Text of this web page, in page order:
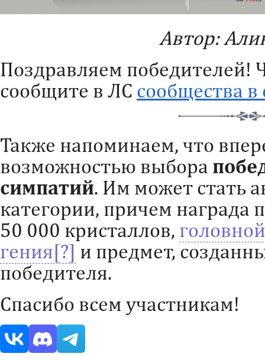
Автор:
Поздравляем победителей!
сообщите в ЛС сообщества в
Также напоминаем, что
возможностью выбора
симпатий. Им может стать
категории, причем награда
50 000 кристаллов,
гения
и предмет,
победителя.
Спасибо всем участникам!